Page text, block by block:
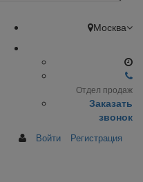
Москва
Отдел продаж
Заказать
звонок
Войти Регистрация